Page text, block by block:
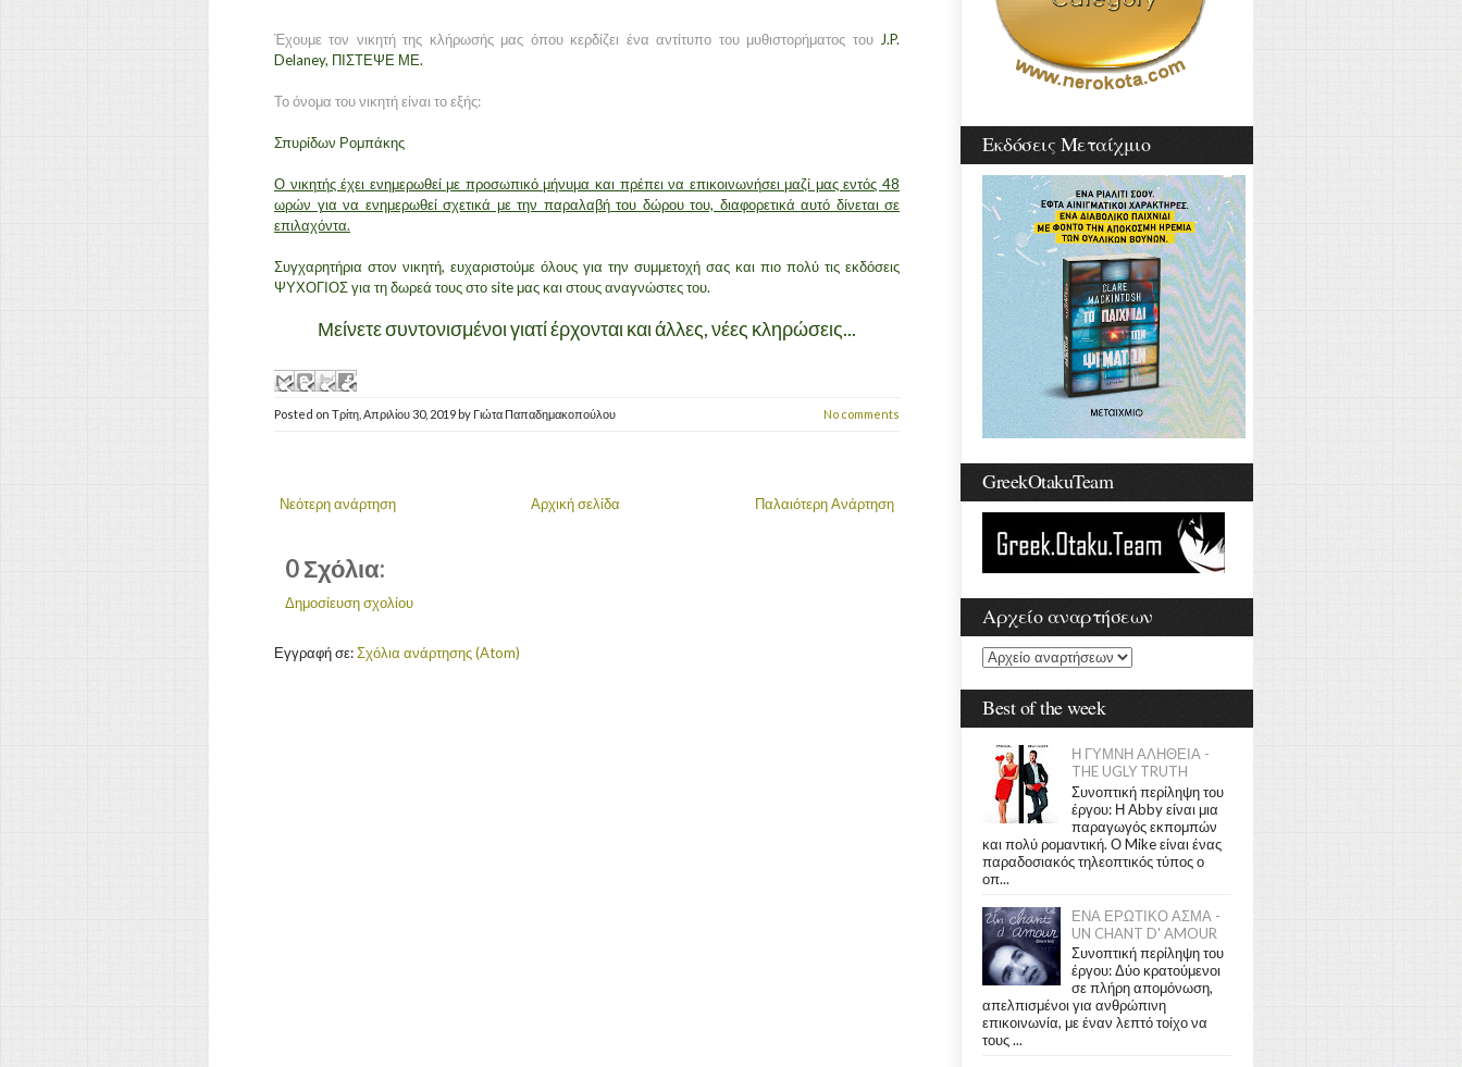
Έχουμε τον νικητή της κλήρωσής μας όπου κερδίζει ένα αντίτυπο του μυθιστορήματος τουJ.P.
Delaney, ΠΙΣΤΕΨΕ ΜΕ.
Το όνομα του νικητή είναι το εξής:
Σπυρίδων Ρομπάκης
Ο νικητής έχει ενημερωθεί με προσωπικό μήνυμα και πρέπει να επικοινωνήσει μαζί μας εντός 48
ωρών για να ενημερωθεί σχετικά με την παραλαβή του δώρου του, διαφορετικά αυτό δίνεται σε
επιλαχόντα.
Συγχαρητήρια στον νικητή, ευχαριστούμε όλους για την συμμετοχή σας και πιο πολύ τις εκδόσεις
ΨΥΧΟΓΙΟΣ για τη δωρεά τους στο site μας και στους αναγνώστες του.
Μείνετε συντονισμένοι γιατί έρχονται και άλλες, νέες κληρώσεις...
Posted on Τρίτη, Απριλίου 30, 2019 by Γιώτα Παπαδημακοπούλου No comments
Νεότερη ανάρτηση Παλαιότερη Ανάρτηση
Αρχική σελίδα
0 Σχόλια:
Δημοσίευση σχολίου
Εγγραφή σε:Σχόλια ανάρτησης (Atom)
Εκδόσεις Μεταίχμιο
GreekOtakuTeam
Αρχείο αναρτήσεων
Best of the week
Η ΓΥΜΝΗ ΑΛΗΘΕΙΑ -
THE UGLY TRUTH
Συνοπτική περίληψη του
έργου: Η Abby είναι μια
παραγωγός εκπομπών
και πολύ ρομαντική. Ο Mike είναι ένας
παραδοσιακός τηλεοπτικός τύπος ο
οπ...
ΕΝΑ ΕΡΩΤΙΚΟ ΑΣΜΑ -
UN CHANT D' AMOUR
Συνοπτική περίληψη του
έργου: Δύο κρατούμενοι
σε πλήρη απομόνωση,
απελπισμένοι για ανθρώπινη
επικοινωνία, με έναν λεπτό τοίχο να
τους ...